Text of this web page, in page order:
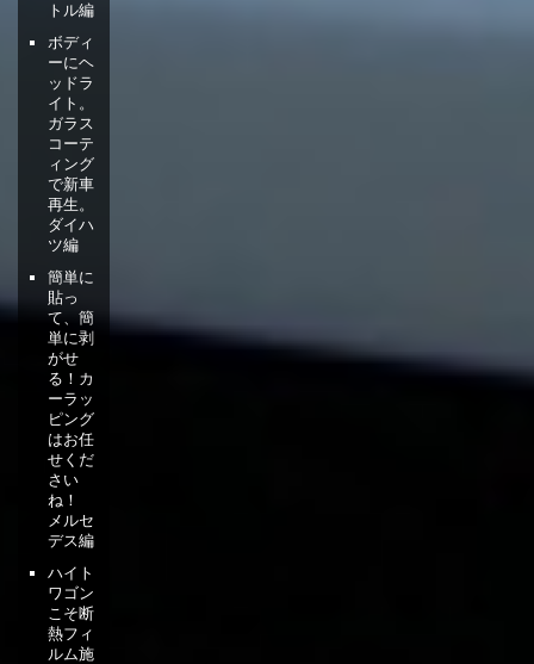
トル編
ボディ
ーにヘ
ッドラ
イト。
ガラス
コーテ
ィング
で新車
再生。
ダイハ
ツ編
簡単に
貼っ
て、簡
単に剥
がせ
る！カ
ーラッ
ピング
はお任
せくだ
さい
ね！
メルセ
デス編
ハイト
ワゴン
こそ断
熱フィ
ルム施